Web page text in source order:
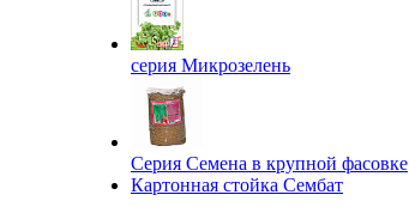
серия Микрозелень
Серия Семена в крупной фасовке
Картонная стойка Сембат